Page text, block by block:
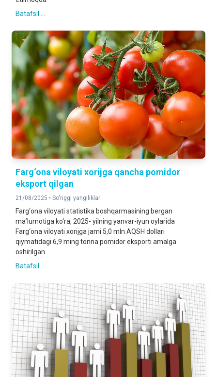
Batafsil ...
Farg‘ona viloyati xorijga qancha pomidor
eksport qilgan
21/08/2025 • So'nggi yangiliklar
Farg‘ona viloyati statistika boshqarmasining bergan
ma’lumotiga ko‘ra, 2025- yilning yanvar-iyun oylarida
Farg‘ona viloyati xorijga jami 5,0 mln AQSH dollari
qiymatidagi 6,9 ming tonna pomidor eksporti amalga
oshirilgan.
Batafsil ...